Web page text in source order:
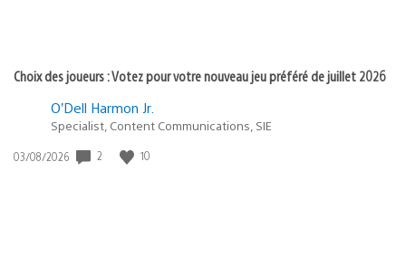
Choix des joueurs : Votez pour votre nouveau jeu préféré de juillet 2026
O’Dell Harmon Jr.
Specialist, Content Communications, SIE
Date
03/08/2026 2 10